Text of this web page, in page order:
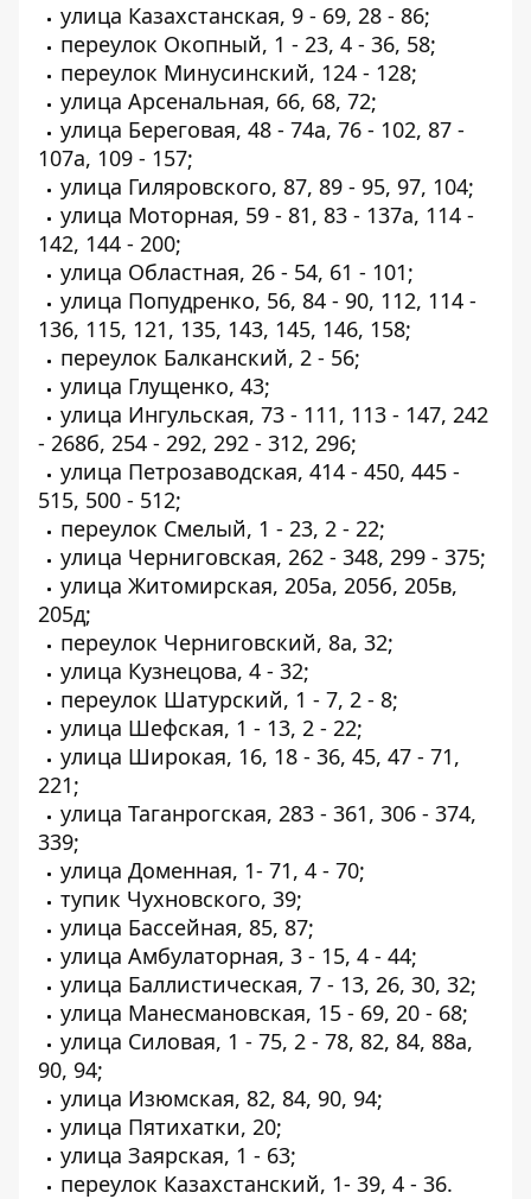
улица Казахстанская, 9 - 69, 28 - 86;
переулок Окопный, 1 - 23, 4 - 36, 58;
переулок Минусинский, 124 - 128;
улица Арсенальная, 66, 68, 72;
улица Береговая, 48 - 74а, 76 - 102, 87 -
107а, 109 - 157;
улица Гиляровского, 87, 89 - 95, 97, 104;
улица Моторная, 59 - 81, 83 - 137а, 114 -
142, 144 - 200;
улица Областная, 26 - 54, 61 - 101;
улица Попудренко, 56, 84 - 90, 112, 114 -
136, 115, 121, 135, 143, 145, 146, 158;
переулок Балканский, 2 - 56;
улица Глущенко, 43;
улица Ингульская, 73 - 111, 113 - 147, 242
- 268б, 254 - 292, 292 - 312, 296;
улица Петрозаводская, 414 - 450, 445 -
515, 500 - 512;
переулок Смелый, 1 - 23, 2 - 22;
улица Черниговская, 262 - 348, 299 - 375;
улица Житомирская, 205а, 205б, 205в,
205д;
переулок Черниговский, 8а, 32;
улица Кузнецова, 4 - 32;
переулок Шатурский, 1 - 7, 2 - 8;
улица Шефская, 1 - 13, 2 - 22;
улица Широкая, 16, 18 - 36, 45, 47 - 71,
221;
улица Таганрогская, 283 - 361, 306 - 374,
339;
улица Доменная, 1- 71, 4 - 70;
тупик Чухновского, 39;
улица Бассейная, 85, 87;
улица Амбулаторная, 3 - 15, 4 - 44;
улица Баллистическая, 7 - 13, 26, 30, 32;
улица Манесмановская, 15 - 69, 20 - 68;
улица Силовая, 1 - 75, 2 - 78, 82, 84, 88а,
90, 94;
улица Изюмская, 82, 84, 90, 94;
улица Пятихатки, 20;
улица Заярская, 1 - 63;
переулок Казахстанский, 1- 39, 4 - 36.